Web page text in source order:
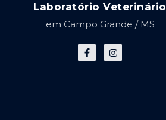
Laboratório Veterinário
em Campo Grande / MS
a
c
e
n
s
t